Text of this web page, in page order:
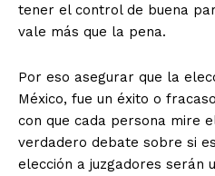
tener el control de buena
vale más que la pena.
Por eso asegurar que la
México, fue un éxito o
con que cada persona mire
verdadero debate sobre si
elección a juzgadores serán